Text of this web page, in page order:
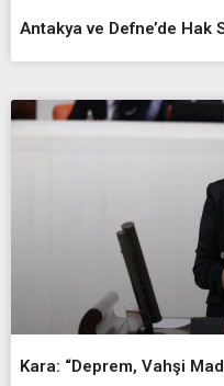
Antakya ve Defne’de Hak
Kara: “Deprem, Vahşi